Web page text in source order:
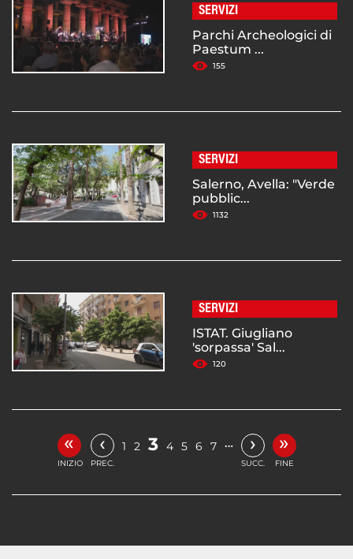
SERVIZI
Parchi Archeologici di
Paestum ...
155
SERVIZI
Salerno, Avella: "Verde
pubblic...
1132
SERVIZI
ISTAT. Giugliano
'sorpassa' Sal...
120
«
INIZIO
‹
PREC.
1 2 3 4 5 6 7 … ›
SUCC.
»
FINE